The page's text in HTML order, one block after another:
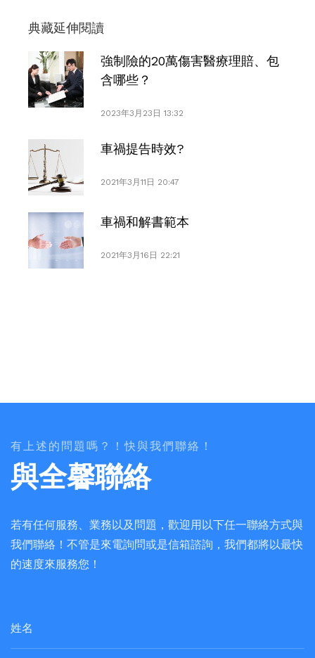
典藏延伸閱讀
強制險的20萬傷害醫療理賠、包
含哪些？
2023年3月23日 13:32
車禍提告時效?
2021年3月11日 20:47
車禍和解書範本
2021年3月16日 22:21
有上述的問題嗎？！快與我們聯絡！
與全馨聯絡
若有任何服務、業務以及問題，歡迎用以下任一聯絡方式與
我們聯絡！不管是來電詢問或是信箱諮詢，我們都將以最快
的速度來服務您！